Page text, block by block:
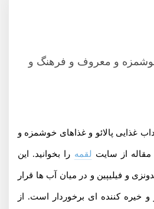
خوشمزه و معروف و فرهنگ و
غذایی پالائو و غذاهای خوشمزه و
لقمه را بخوانید. این
و فیلیپین و در میان آب ها قرار
و خیره کننده ای برخوردار است. از